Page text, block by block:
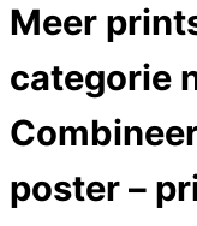
Meer
categorie
poster –